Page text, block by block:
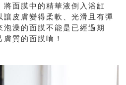
面膜中的精華液倒入浴缸
讓皮膚變得柔軟、光滑且有彈
澡的面膜不能是已經過期
質的面膜唷！